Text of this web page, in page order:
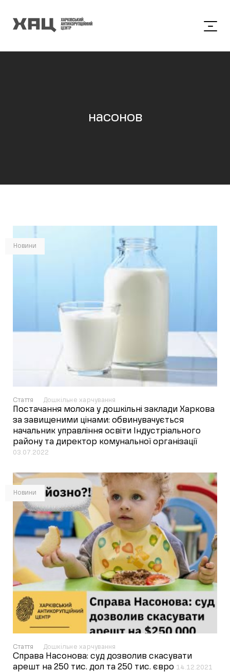
насонов
Новини
Стаття Дошкільне харчування
Постачання молока у дошкільні заклади Харкова
за завищеними цінами: обвинувачується
начальник управління освіти Індустріального
району та директор комунальної організації
03.07.2022
Новини
Стаття Дошкільне харчування
Справа Насонова: суд дозволив скасувати
арешт на 250 тис. дол та 250 тис. євро 14.12.2021